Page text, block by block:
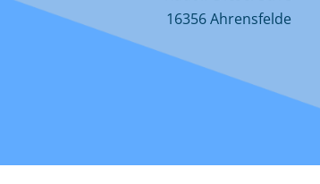
16356 Ahrensfelde